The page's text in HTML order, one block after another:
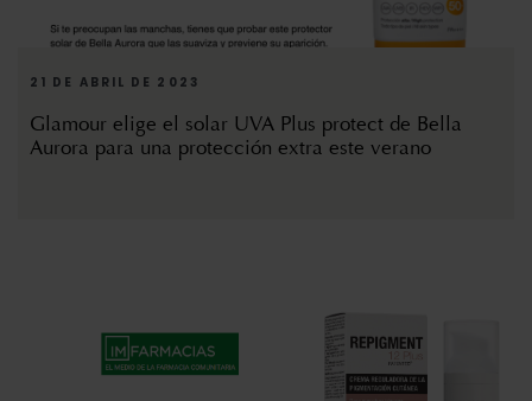
21 DE ABRIL DE 2023
Glamour elige el solar UVA Plus protect de Bella
Aurora para una protección extra este verano